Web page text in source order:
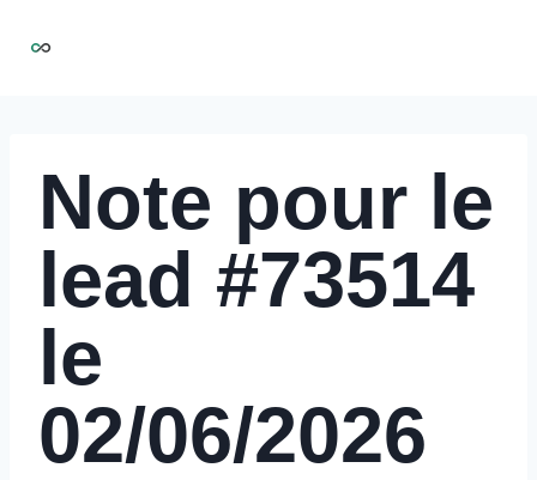
Note pour le
lead #73514
le
02/06/2026